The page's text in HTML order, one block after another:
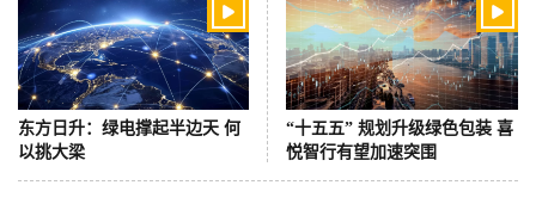

东方日升：绿电撑起半边天 何
以挑大梁

“十五五” 规划升级绿色包装 喜
悦智行有望加速突围